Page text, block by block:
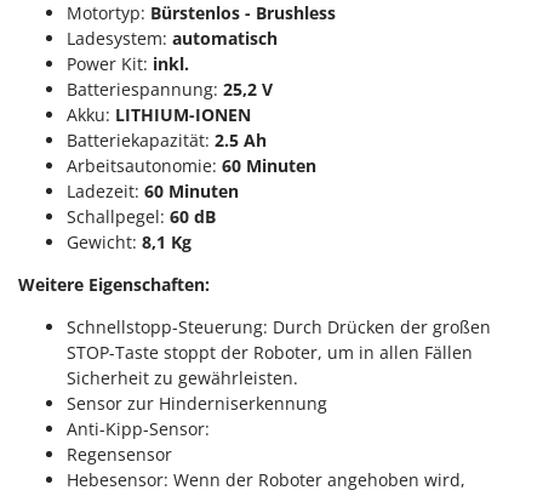
Motortyp: Bürstenlos - Brushless
Ladesystem: automatisch
Power Kit: inkl.
Batteriespannung: 25,2 V
Akku: LITHIUM-IONEN
Batteriekapazität: 2.5 Ah
Arbeitsautonomie: 60 Minuten
Ladezeit: 60 Minuten
Schallpegel: 60 dB
Gewicht: 8,1 Kg
Weitere Eigenschaften:
Schnellstopp-Steuerung: Durch Drücken der großen
STOP-Taste stoppt der Roboter, um in allen Fällen
Sicherheit zu gewährleisten.
Sensor zur Hinderniserkennung
Anti-Kipp-Sensor:
Regensensor
Hebesensor: Wenn der Roboter angehoben wird,